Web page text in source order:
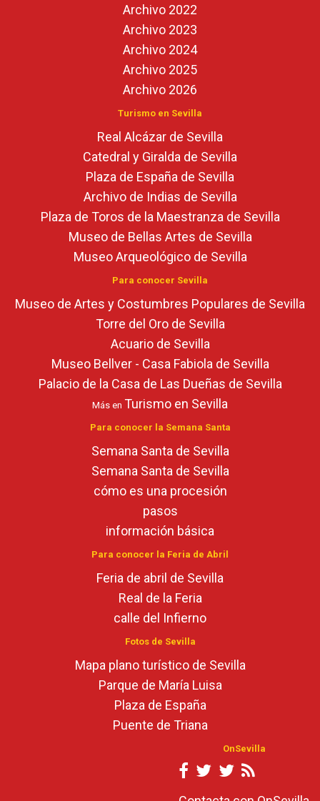
Archivo 2022
Archivo 2023
Archivo 2024
Archivo 2025
Archivo 2026
Turismo en Sevilla
Real Alcázar de Sevilla
Catedral y Giralda de Sevilla
Plaza de España de Sevilla
Archivo de Indias de Sevilla
Plaza de Toros de la Maestranza de Sevilla
Museo de Bellas Artes de Sevilla
Museo Arqueológico de Sevilla
Para conocer Sevilla
Museo de Artes y Costumbres Populares de Sevilla
Torre del Oro de Sevilla
Acuario de Sevilla
Museo Bellver - Casa Fabiola de Sevilla
Palacio de la Casa de Las Dueñas de Sevilla
Más en Turismo en Sevilla
Para conocer la Semana Santa
Semana Santa de Sevilla
Semana Santa de Sevilla
cómo es una procesión
pasos
información básica
Para conocer la Feria de Abril
Feria de abril de Sevilla
Real de la Feria
calle del Infierno
Fotos de Sevilla
Mapa plano turístico de Sevilla
Parque de María Luisa
Plaza de España
Puente de Triana
OnSevilla